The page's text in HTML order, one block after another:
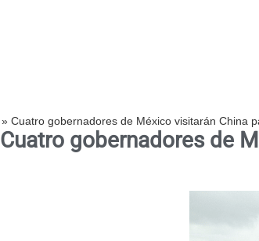
» Cuatro gobernadores de México visitarán China
Cuatro gobernadores de